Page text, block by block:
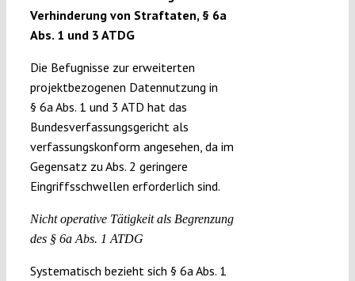
Verhinderung von Straftaten, § 6a
Abs. 1 und 3 ATDG
Die Befugnisse zur erweiterten
projektbezogenen Datennutzung in
§ 6a Abs. 1 und 3 ATD hat das
Bundesverfassungsgericht als
verfassungskonform angesehen, da im
Gegensatz zu Abs. 2 geringere
Eingriffsschwellen erforderlich sind.
Nicht operative Tätigkeit als Begrenzung
des § 6a Abs. 1 ATDG
Systematisch bezieht sich § 6a Abs. 1